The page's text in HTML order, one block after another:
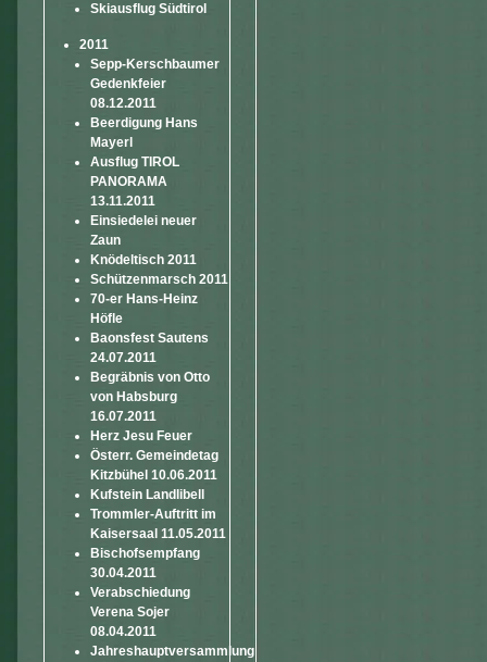
Skiausflug Südtirol
2011
Sepp-Kerschbaumer
Gedenkfeier
08.12.2011
Beerdigung Hans
Mayerl
Ausflug TIROL
PANORAMA
13.11.2011
Einsiedelei neuer
Zaun
Knödeltisch 2011
Schützenmarsch 2011
70-er Hans-Heinz
Höfle
Baonsfest Sautens
24.07.2011
Begräbnis von Otto
von Habsburg
16.07.2011
Herz Jesu Feuer
Österr. Gemeindetag
Kitzbühel 10.06.2011
Kufstein Landlibell
Trommler-Auftritt im
Kaisersaal 11.05.2011
Bischofsempfang
30.04.2011
Verabschiedung
Verena Sojer
08.04.2011
Jahreshauptversammlung